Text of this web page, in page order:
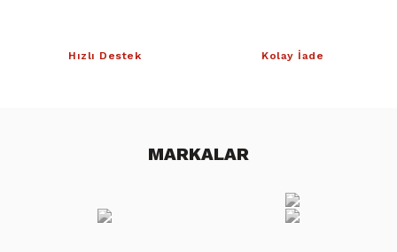
Hızlı Destek Kolay İade
MARKALAR